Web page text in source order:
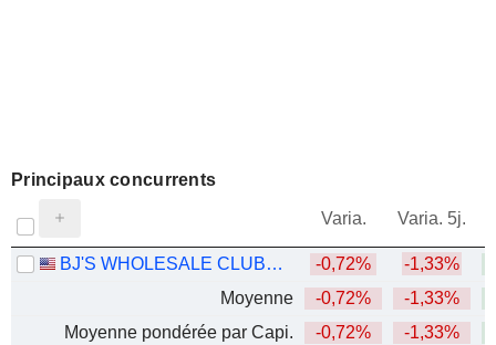
Principaux concurrents
Varia. Varia. 5j.
BJ'S WHOLESALE CLUB HOLDINGS, INC.
-0,72% -1,33%
Moyenne
-0,72% -1,33%
Moyenne pondérée par Capi.
-0,72% -1,33%